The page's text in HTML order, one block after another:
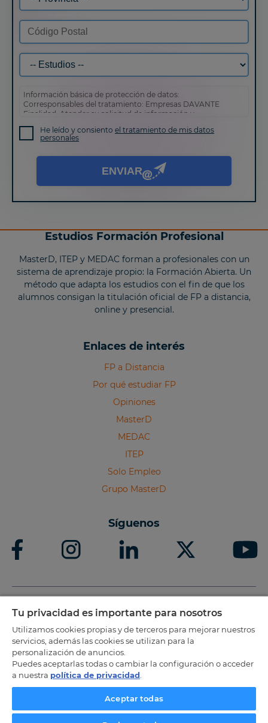
Información básica de protección de datos:
Corresponsables del tratamiento: Empresas DAVANTE
Finalidad: Atender su solicitud de información y
Derechos: Puede acceder, rectificar y suprimir sus datos,
así como otros derechos tal y como se explica en nuestra
He leído y consiento el tratamiento de mis datos
personales
ENVIAR
Estudios Formación Profesional
MasterD, ITEP y MEDAC forman a profesionales con un
sistema de aprendizaje propio: la Formación Abierta. Un
método que adapta los estudios con el fin de que los
alumnos consigan la titulación oficial de FP a distancia,
online y presencial.
Enlaces de interés
FP a Distancia
Por qué estudiar FP
Opiniones
MasterD
MEDAC
ITEP
Solo Empleo
Grupo MasterD
Síguenos
Titulo oficial acreditado por las CCAA
Tu privacidad es importante para nosotros
Utilizamos cookies propias y de terceros para mejorar nuestros
servicios, además las cookies se utilizan para la
personalización de anuncios.
Puedes aceptarlas todas o cambiar la configuración o acceder
a nuestra política de privacidad
Aceptar todas